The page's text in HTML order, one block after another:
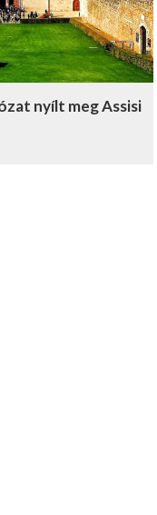
nyílt meg Assisi